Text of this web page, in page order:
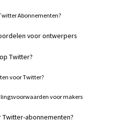
Abonnementen?
voor ontwerpers
Twitter?
voor Twitter?
voor makers
abonnementen?